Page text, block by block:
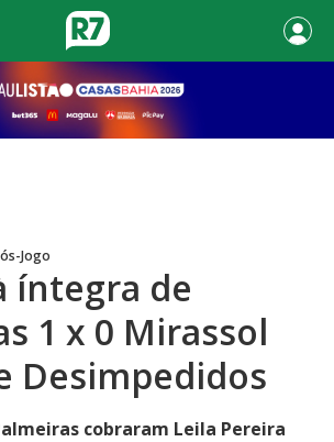
Jogo
íntegra de
1 x 0 Mirassol
Desimpedidos
cobraram Leila Pereira